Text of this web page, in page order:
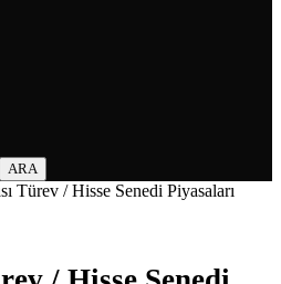
Türev / Hisse Senedi Piyasaları